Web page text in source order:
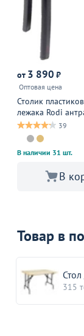
от 3 890 ₽
Оптовая цена
Столик
лежака Rodi
39
В наличии 31 шт.
В
Товар в
315